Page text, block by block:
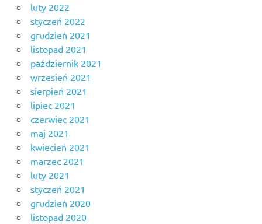
luty 2022
styczeń 2022
grudzień 2021
listopad 2021
październik 2021
wrzesień 2021
sierpień 2021
lipiec 2021
czerwiec 2021
maj 2021
kwiecień 2021
marzec 2021
luty 2021
styczeń 2021
grudzień 2020
listopad 2020